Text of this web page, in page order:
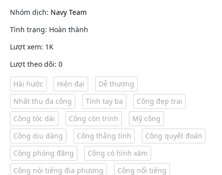
Nhóm dịch: Navy Team
Tình trạng: Hoàn thành
Lượt xem: 1K
Lượt theo dõi: 0
Hài hước Hiện đại
Dễ thương
Nhất thụ đa công
Tình tay ba
Công đẹp trai
Công tóc dài
Công còn trinh
Mỹ công
Công dịu dàng
Công thẳng tính
Công quyết đoán
Công phóng đãng
Công có hình xăm
Công nói tiếng địa phương
Công nổi tiếng